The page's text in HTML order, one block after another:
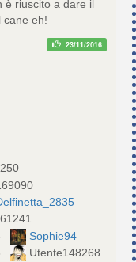
è riuscito a dare il
cane eh!
23/11/2016
Sophie94
Utente148268